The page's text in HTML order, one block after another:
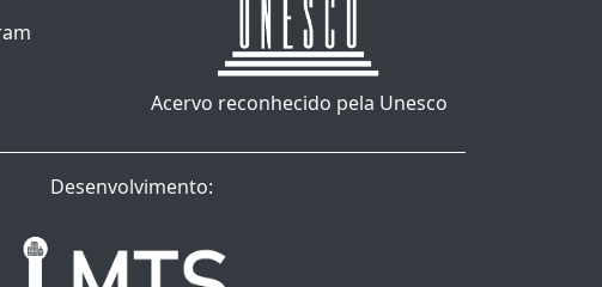
Acervo reconhecido pela Unesco
Desenvolvimento: